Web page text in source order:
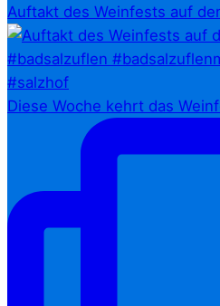
Auftakt des Weinfests auf
Diese Woche kehrt das